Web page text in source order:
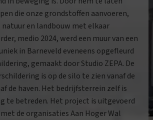
die onze grondstoffen aanvoeren,
natuur en landbouw met elkaar
medio 2024, werd een muur van een
in Barneveld eveneens opgefleurd
gemaakt door Studio ZEPA. De
is op de silo te zien vanaf de
de haven. Het bedrijfsterrein zelf is
te betreden. Het project is uitgevoerd
de organisaties Aan Hoger Wal